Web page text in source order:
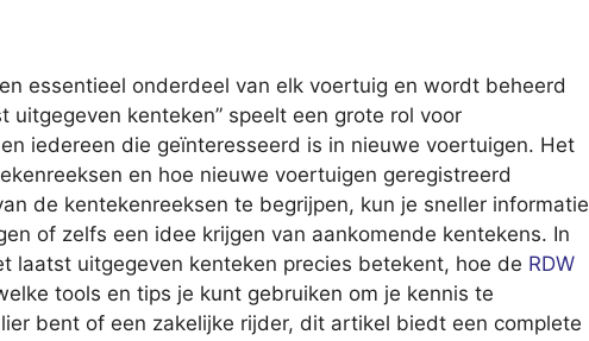
essentieel onderdeel van elk voertuig en wordt beheerd
uitgegeven kenteken” speelt een grote rol voor
iedereen die geïnteresseerd is in nieuwe voertuigen. Het
en hoe nieuwe voertuigen geregistreerd
de kentekenreeksen te begrijpen, kun je sneller informatie
of zelfs een idee krijgen van aankomende kentekens. In
laatst uitgegeven kenteken precies betekent, hoe de RDW
tools en tips je kunt gebruiken om je kennis te
bent of een zakelijke rijder, dit artikel biedt een complete